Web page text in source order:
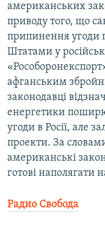
американських
приводу того, що
припинення угоди
Штатами у
афганським
законодавці
енергетики
угоди в Росії, але
проекти. За
американські
готові наполягати
Радио Свобода